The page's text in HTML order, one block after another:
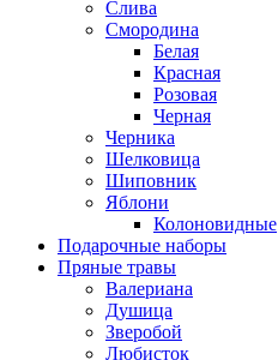
Слива
Смородина
Белая
Красная
Розовая
Черная
Черника
Шелковица
Шиповник
Яблони
Колоновидные
Подарочные наборы
Пряные травы
Валериана
Душица
Зверобой
Любисток